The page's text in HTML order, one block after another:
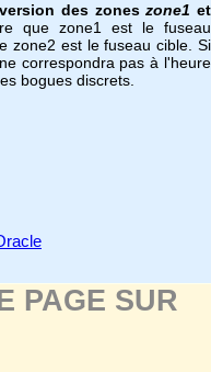
des zoneszone1 et
que zone1 est le fuseau
zone2 est le fuseau cible. Si
correspondra pas à l'heure
bogues discrets.
PAGE SUR